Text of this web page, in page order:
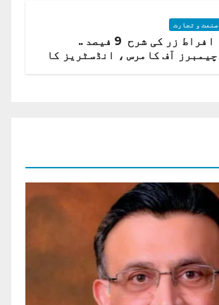
صنعت و تجارت
افراط زر کی شرح 9 فیصد ..
چیمبرز آف کامرس ، انڈسٹریز کا